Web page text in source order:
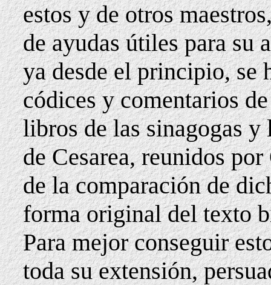
estos y de otros
de ayudas útiles para su
ya desde el principio, se
códices y comentarios
libros de las sinagogas
de Cesarea, reunidos
de la comparación de
forma original del texto
Para mejor conseguir
toda su extensión,